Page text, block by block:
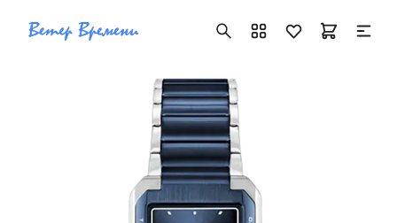
+7 ( 705 ) 181-42-50
info@vetervremeni.kz